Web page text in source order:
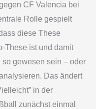
CF Valencia bei
Rolle gespielt
diese These
These ist und damit
gewesen sein – oder
Das ändert
in der
zunächst einmal